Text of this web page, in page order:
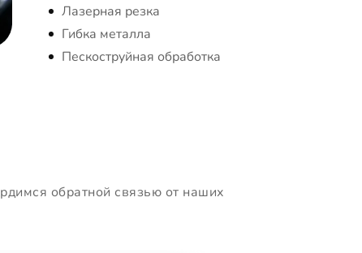
Лазерная резка
Гибка металла
Пескоструйная обработка
обратной связью от наших